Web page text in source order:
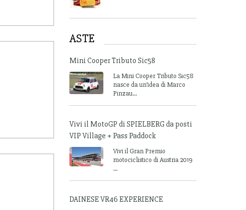
ASTE
Mini Cooper Tributo Sic58
La Mini Cooper Tributo Sic58
nasce da un’idea di Marco
Pinzau...
Vivi il MotoGP di SPIELBERG da posti
VIP Village + Pass Paddock
Vivi il Gran Premio
motociclistico di Austria 2019
...
DAINESE VR46 EXPERIENCE